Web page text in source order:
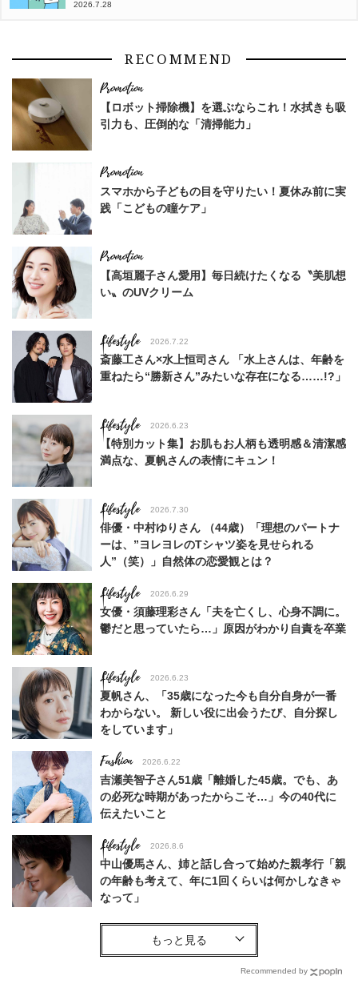
2026.7.28
RECOMMEND
【ロボット掃除機】を選ぶならこれ！水拭きも吸
引力も、圧倒的な「清掃能力」
スマホから子どもの目を守りたい！夏休み前に実
践「こどもの瞳ケア」
【高垣麗子さん愛用】毎日続けたくなる〝美肌想
い〟のUVクリーム
Lifestyle 2026.7.22
斎藤工さん×水上恒司さん 「水上さんは、年齢を
重ねたら“勝新さん”みたいな存在になる……!?」
Lifestyle 2026.6.23
【特別カット集】お肌もお人柄も透明感＆清潔感
満点な、夏帆さんの表情にキュン！
Lifestyle 2026.7.30
俳優・中村ゆりさん （44歳）「理想のパートナ
ーは、”ヨレヨレのTシャツ姿を見せられる
人”（笑）」自然体の恋愛観とは？
Lifestyle 2026.6.29
女優・須藤理彩さん「夫を亡くし、心身不調に。
鬱だと思っていたら…」原因がわかり自責を卒業
Lifestyle 2026.6.23
夏帆さん、「35歳になった今も自分自身が一番
わからない。 新しい役に出会うたび、自分探し
をしています」
Fashion 2026.6.22
吉瀬美智子さん51歳「離婚した45歳。でも、あ
の必死な時期があったからこそ…」今の40代に
伝えたいこと
Lifestyle 2026.8.6
中山優馬さん、姉と話し合って始めた親孝行「親
の年齢も考えて、年に1回くらいは何かしなきゃ
なって」
Lifestyle
「人間、役に立たなきゃ生きてちゃいかんか？」
Recommended by